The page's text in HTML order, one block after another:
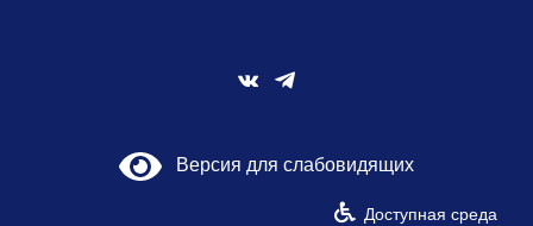
Vk
Версия для слабовидящих
Доступная среда